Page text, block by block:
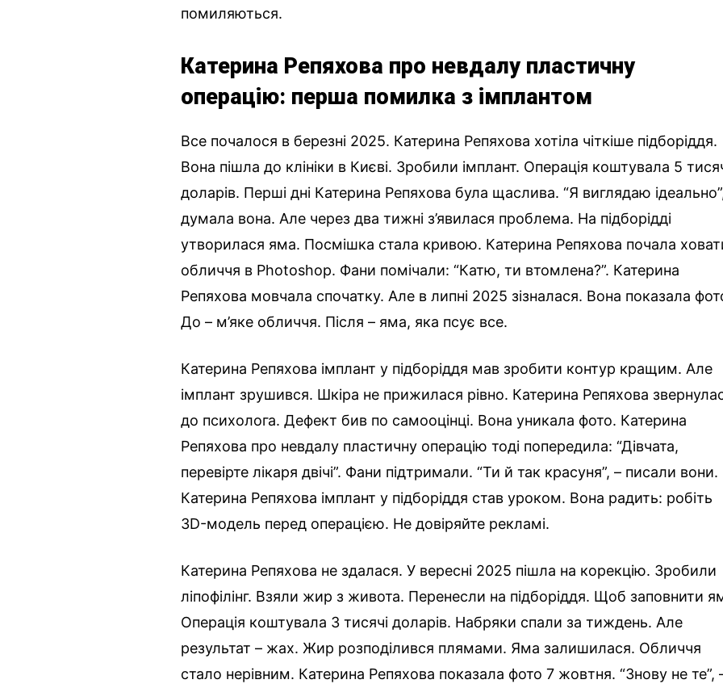
помиляються.
Катерина Репяхова про невдалу пластичну
операцію: перша помилка з імплантом
Все почалося в березні 2025. Катерина Репяхова хотіла чіткіше підборіддя.
Вона пішла до клініки в Києві. Зробили імплант. Операція коштувала 5
доларів. Перші дні Катерина Репяхова була щаслива. “Я виглядаю
думала вона. Але через два тижні з’явилася проблема. На підборідді
утворилася яма. Посмішка стала кривою. Катерина Репяхова почала
обличчя в Photoshop. Фани помічали: “Катю, ти втомлена?”. Катерина
Репяхова мовчала спочатку. Але в липні 2025 зізналася. Вона показала
До – м’яке обличчя. Після – яма, яка псує все.
Катерина Репяхова імплант у підборіддя мав зробити контур кращим. Але
імплант зрушився. Шкіра не прижилася рівно. Катерина Репяхова
до психолога. Дефект бив по самооцінці. Вона уникала фото. Катерина
Репяхова про невдалу пластичну операцію тоді попередила: “Дівчата,
перевірте лікаря двічі”. Фани підтримали. “Ти й так красуня”, – писали вони.
Катерина Репяхова імплант у підборіддя став уроком. Вона радить: робіть
3D-модель перед операцією. Не довіряйте рекламі.
Катерина Репяхова не здалася. У вересні 2025 пішла на корекцію. Зробили
ліпофілінг. Взяли жир з живота. Перенесли на підборіддя. Щоб заповнити
Операція коштувала 3 тисячі доларів. Набряки спали за тиждень. Але
результат – жах. Жир розподілився плямами. Яма залишилася. Обличчя
стало нерівним. Катерина Репяхова показала фото 7 жовтня. “Знову не те”,